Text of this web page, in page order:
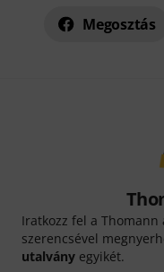
Megosztás
Iratkozz fel a
szerencsével
utalvány egyikét.